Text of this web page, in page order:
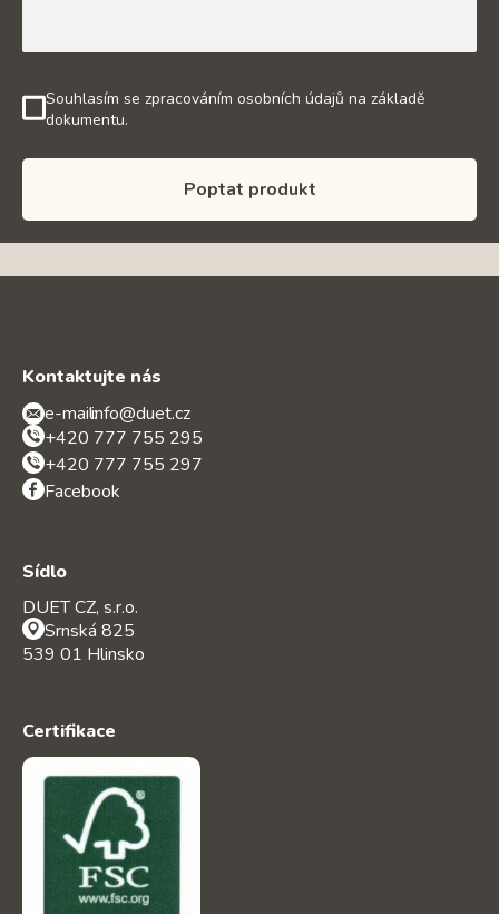
Souhlasím se zpracováním osobních údajů na základě
dokumentu.
Poptat produkt
Kontaktujte nás
e-mail:info@duet.cz
+420 777 755 295
+420 777 755 297
Facebook
Sídlo
DUET CZ, s.r.o.
Srnská 825
539 01 Hlinsko
Certifikace